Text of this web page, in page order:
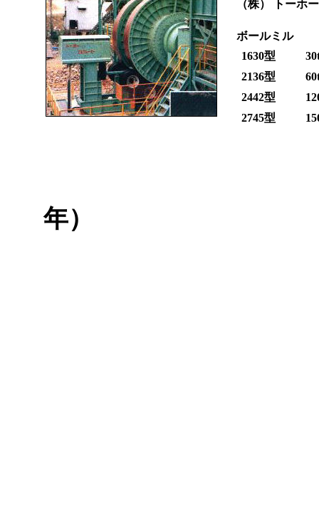
（株） トーホー
ボールミル
1630型
2136型
2442型
2745型
年）